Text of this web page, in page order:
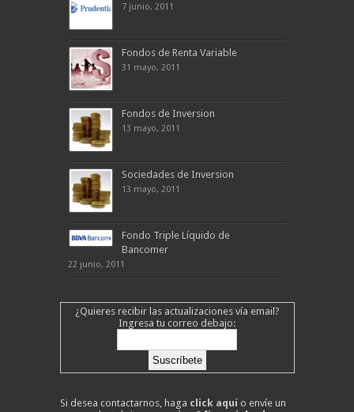
7 junio, 2011
Fondos de Renta Variable
31 mayo, 2011
Fondos de Inversion
13 mayo, 2011
Sociedades de Inversion
13 mayo, 2011
Fondo Triple Líquido de
Bancomer
22 junio, 2011
¿Quieres recibir las actualizaciones vía email?
Ingresa tu correo debajo:
Si desea contactarnos, haga click aquío envíe un